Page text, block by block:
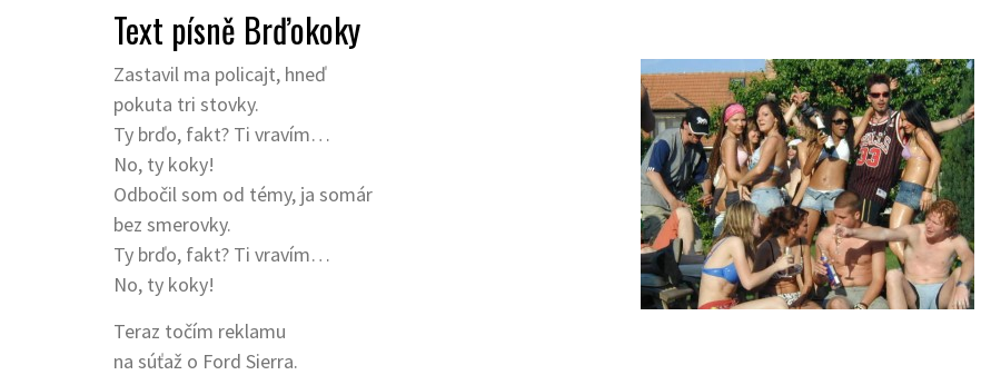
Text písně Brďokoky
Zastavil ma policajt, hneď
pokuta tri stovky.
Ty brďo, fakt? Ti vravím…
No, ty koky!
Odbočil som od témy, ja somár
bez smerovky.
Ty brďo, fakt? Ti vravím…
No, ty koky!
Teraz točím reklamu
na súťaž o Ford Sierra.